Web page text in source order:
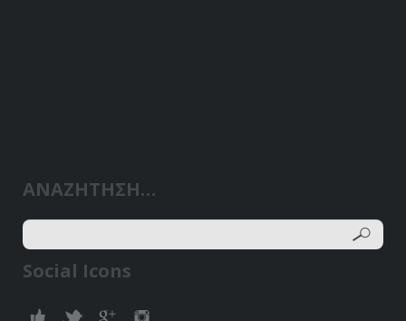
ΑΝΑΖΗΤΗΣΗ…
Social Icons